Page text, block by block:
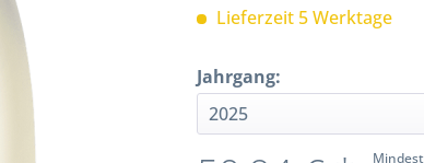
Lieferzeit 5 Werktage
Jahrgang: